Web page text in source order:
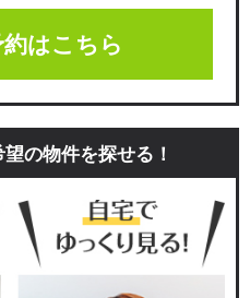
はこちら
の物件を探せる！